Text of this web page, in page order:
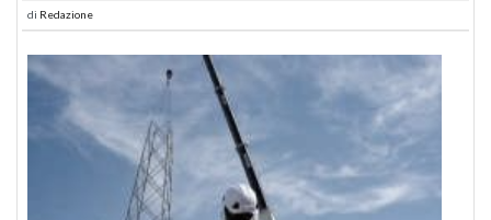
di Redazione